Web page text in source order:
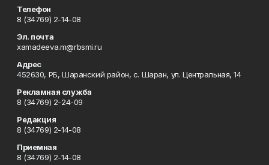
Телефон
8 (34769) 2-14-08
Эл. почта
xamadeeva.m@rbsmi.ru
Адрес
452630, РБ, Шаранский район, с. Шаран, ул. Центральная, 14
Рекламная служба
8 (34769) 2-24-09
Редакция
8 (34769) 2-14-08
Приемная
8 (34769) 2-14-08